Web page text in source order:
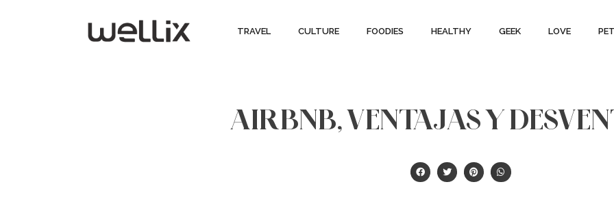
TRAVEL CULTURE FOODIES HEALTHY GEEK LOVE
AIRBNB, VENTAJAS Y